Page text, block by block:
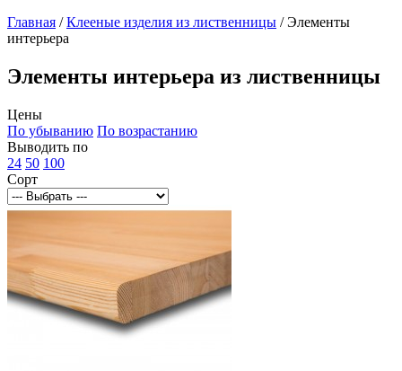
Главная /Клееные изделия из лиственницы /Элементы
интерьера
Элементы интерьера из лиственницы
Цены
По убыванию По возрастанию
Выводить по
24 50 100
Сорт